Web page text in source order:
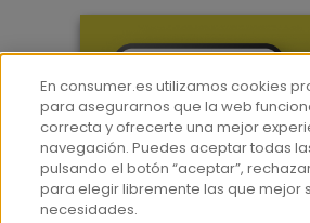
Hemeroteca
Contacto
Prensa
Corpus Lingüístico
En consumer.es utilizamos cookies
para asegurarnos que la web
correcta y ofrecerte una mejor
navegación. Puedes aceptar todas
pulsando el botón “aceptar”,
para elegir libremente las que mejor
necesidades.